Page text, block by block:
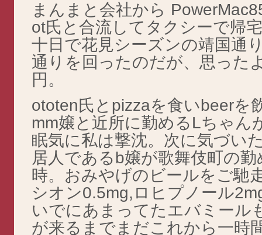
まんまと会社から
ot氏と合流してタクシーで帰
十日で花見シーズンの靖国通
通りを回ったのだが、思った
円。
ototen氏とpizzaを食いbeerを
mm嬢と近所に勤めるLちゃん
眠気に私は撃沈。次に気づい
居人であるb嬢が歌舞伎町の
時。おみやげのビールをご馳
シオン0.5mg,ロヒプノール
いでにあまってたエバミール
が来るまでまだこれから一時